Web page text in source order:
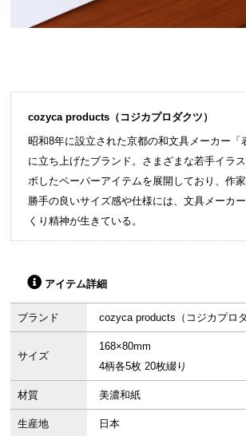
cozyca products（コジカプロダクツ）
昭和8年に設立された京都の和文具メーカー「
に立ち上げたブランド。さまざまな若手イラ
ボしたペーパーアイテムを展開しており、作
勝手の良いサイズ感や仕様には、文具メーカ
くり精神が生きている。
アイテム詳細
ブランド cozyca products（コジカプロダ
サイズ
168×80mm
4柄各5枚 20枚綴り
材質 美濃和紙
生産地 日本